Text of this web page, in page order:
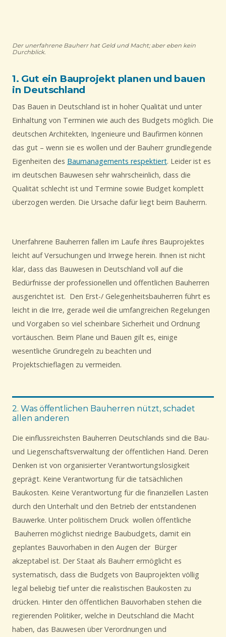
Der unerfahrene Bauherr hat Geld und Macht; aber eben kein
Durchblick.
1. Gut ein Bauprojekt planen und bauen
in Deutschland
Das Bauen in Deutschland ist in hoher Qualität und unter
Einhaltung von Terminen wie auch des Budgets möglich. Die
deutschen Architekten, Ingenieure und Baufirmen können
das gut – wenn sie es wollen und der Bauherr grundlegende
Eigenheiten des Baumanagements respektiert. Leider ist es
im deutschen Bauwesen sehr wahrscheinlich, dass die
Qualität schlecht ist und Termine sowie Budget komplett
überzogen werden. Die Ursache dafür liegt beim Bauherrn.
Unerfahrene Bauherren fallen im Laufe ihres Bauprojektes
leicht auf Versuchungen und Irrwege herein. Ihnen ist nicht
klar, dass das Bauwesen in Deutschland voll auf die
Bedürfnisse der professionellen und öffentlichen Bauherren
ausgerichtet ist. Den Erst-/ Gelegenheitsbauherren führt es
leicht in die Irre, gerade weil die umfangreichen Regelungen
und Vorgaben so viel scheinbare Sicherheit und Ordnung
vortäuschen. Beim Plane und Bauen gilt es, einige
wesentliche Grundregeln zu beachten und
Projektschieflagen zu vermeiden.
2. Was öffentlichen Bauherren nützt, schadet
allen anderen
Die einflussreichsten Bauherren Deutschlands sind die Bau-
und Liegenschaftsverwaltung der öffentlichen Hand. Deren
Denken ist von organisierter Verantwortungslosigkeit
geprägt. Keine Verantwortung für die tatsächlichen
Baukosten. Keine Verantwortung für die finanziellen Lasten
durch den Unterhalt und den Betrieb der entstandenen
Bauwerke. Unter politischem Druck wollen öffentliche
Bauherren möglichst niedrige Baubudgets, damit ein
geplantes Bauvorhaben in den Augen der Bürger
akzeptabel ist. Der Staat als Bauherr ermöglicht es
systematisch, dass die Budgets von Bauprojekten völlig
legal beliebig tief unter die realistischen Baukosten zu
drücken. Hinter den öffentlichen Bauvorhaben stehen die
regierenden Politiker, welche in Deutschland die Macht
haben, das Bauwesen über Verordnungen und